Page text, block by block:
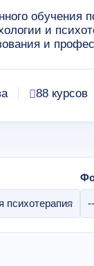
обучения
и
и
88 курсов
психотерапия